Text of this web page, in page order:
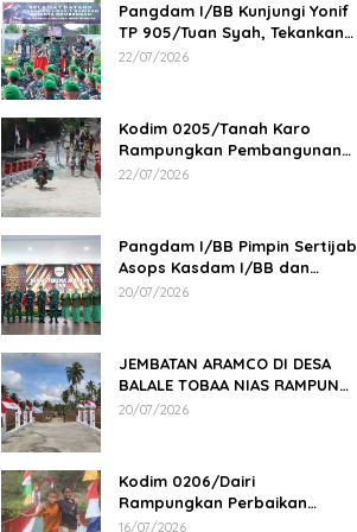
Pangdam I/BB Kunjungi Yonif
TP 905/Tuan Syah, Tekankan
Profesionalisme dan
22/07/2026
Kodim 0205/Tanah Karo
Rampungkan Pembangunan
Jembatan Beton di Desa
22/07/2026
Pangdam I/BB Pimpin Sertijab
Asops Kasdam I/BB dan
Danyonarmed 2/KS serta
20/07/2026
JEMBATAN ARAMCO DI DESA
BALALE TOBAA NIAS RAMPUNG,
AKSES WARGA SEMAKIN MUDAH
20/07/2026
Kodim 0206/Dairi
Rampungkan Perbaikan
Jembatan Gantung Perintis 2
16/07/2026